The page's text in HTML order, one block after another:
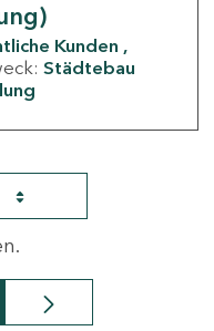
Kunden
Städtebau